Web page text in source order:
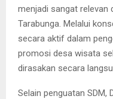
menjadi sangat relevan
Tarabunga. Melalui
secara aktif dalam
promosi desa wisata
dirasakan secara
Selain penguatan SDM,